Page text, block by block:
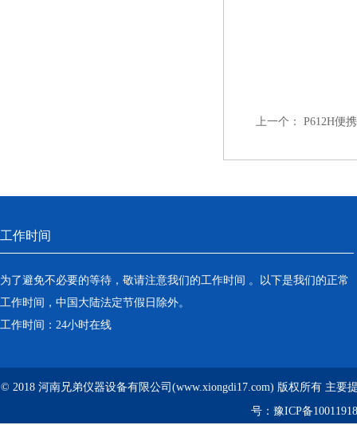
上一个： P612H便
工作时间
为了避免不必要的等待，敬请注意我们的工作时间 。以下是我们的正常
工作时间，中国大陆法定节假日除外。
工作时间：24小时在线
© 2018 河南兄弟仪器设备有限公司(www.xiongdi17.com) 版权所有 主要
号： 豫ICP备